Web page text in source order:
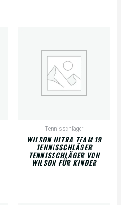
Tennisschläger
WILSON ULTRA TEAM 19
TENNISSCHLÄGER
TENNISSCHLÄGER VON
WILSON FÜR KINDER